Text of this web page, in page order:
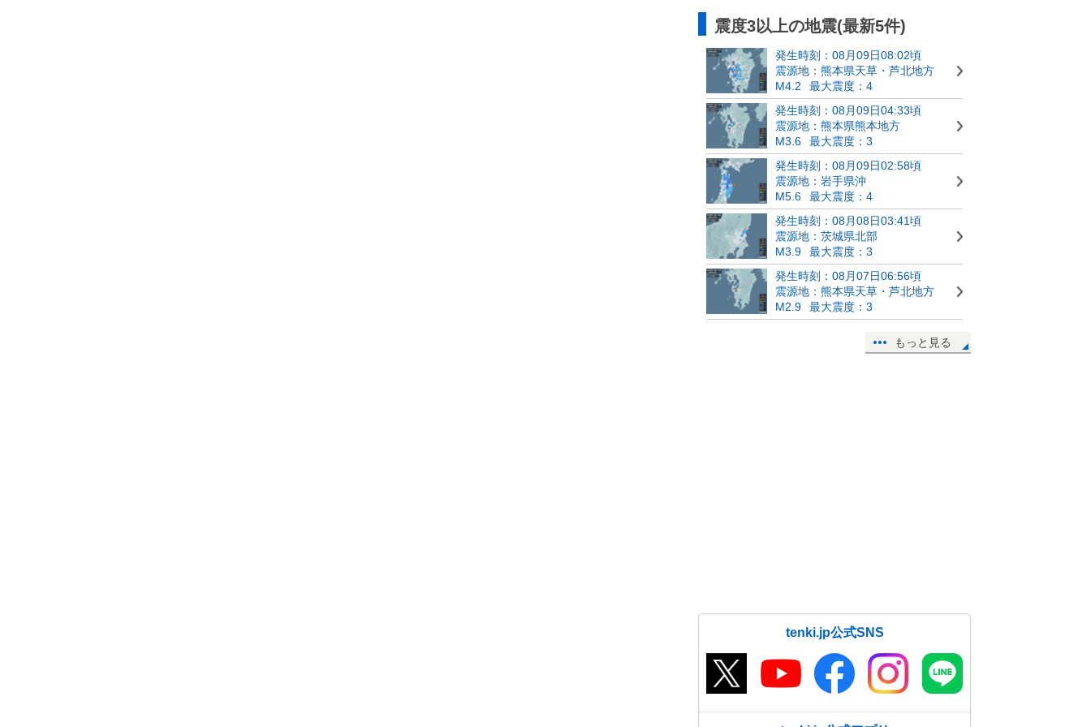
震度3以上の地震(最新5件)
発生時刻：08月09日08:02頃
震源地：熊本県天草・芦北地方
M4.2
最大震度：4
発生時刻：08月09日04:33頃
震源地：熊本県熊本地方
M3.6
最大震度：3
発生時刻：08月09日02:58頃
震源地：岩手県沖
M5.6
最大震度：4
発生時刻：08月08日03:41頃
震源地：茨城県北部
M3.9
最大震度：3
発生時刻：08月07日06:56頃
震源地：熊本県天草・芦北地方
M2.9
最大震度：3
もっと見る
tenki.jp公式SNS